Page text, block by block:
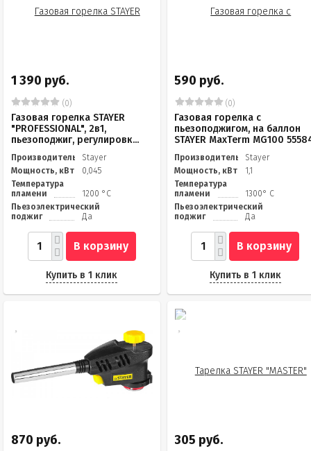
1 390 руб.
(0)
Газовая горелка STAYER
"PROFESSIONAL", 2в1,
пьезоподжиг, регулировк...
Производитель
Stayer
Мощность, кВт
0,045
Температура
пламени
1200 °С
Пьезоэлектрический
поджиг
Да
В корзину
Купить в 1 клик
590 руб.
(0)
Газовая горелка с
пьезоподжигом, на баллон
STAYER MaxTerm MG100
Производитель
Stayer
Мощность, кВт
1,1
Температура
пламени
1300° C
Пьезоэлектрический
поджиг
Да
В корзину
Купить в 1 клик
870 руб. 305 руб.